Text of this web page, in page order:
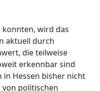
konnten, wird das
aktuell durch
die teilweise
erkennbar sind
in Hessen bisher nicht
politischen